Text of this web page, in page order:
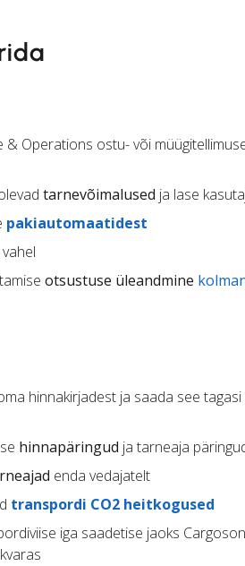
Operations ostu- või
tarnevõimalused ja lase
pakiautomaatidest
otsustuse üleandmine
hinnakirjadest ja saada see
hinnapäringud ja tarneaja
enda vedajatelt
transpordi CO2 heitkogused
iga saadetise jaoks